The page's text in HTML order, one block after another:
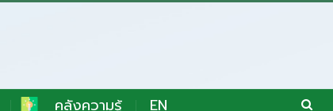
คลังความรู้ EN